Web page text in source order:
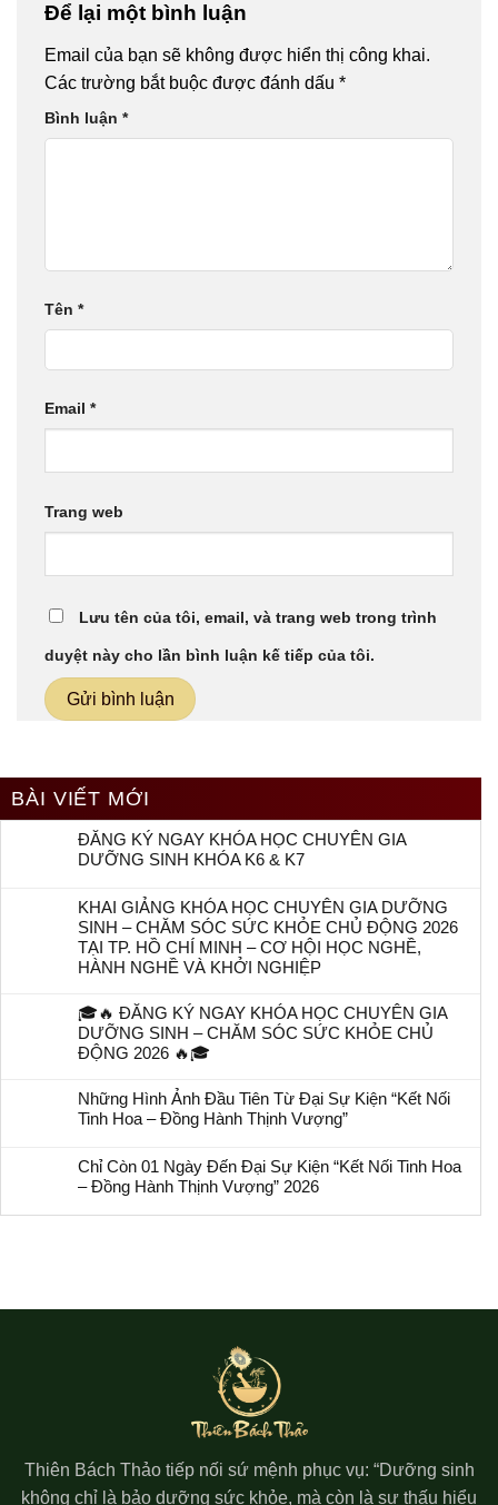
Để lại một bình luận
Email của bạn sẽ không được hiển thị công khai.
Các trường bắt buộc được đánh dấu *
Bình luận *
Tên *
Email *
Trang web
Lưu tên của tôi, email, và trang web trong trình
duyệt này cho lần bình luận kế tiếp của tôi.
BÀI VIẾT MỚI
ĐĂNG KÝ NGAY KHÓA HỌC CHUYÊN GIA
DƯỠNG SINH KHÓA K6 & K7
KHAI GIẢNG KHÓA HỌC CHUYÊN GIA DƯỠNG
SINH – CHĂM SÓC SỨC KHỎE CHỦ ĐỘNG 2026
TẠI TP. HỒ CHÍ MINH – CƠ HỘI HỌC NGHỀ,
HÀNH NGHỀ VÀ KHỞI NGHIỆP
🎓🔥 ĐĂNG KÝ NGAY KHÓA HỌC CHUYÊN GIA
DƯỠNG SINH – CHĂM SÓC SỨC KHỎE CHỦ
ĐỘNG 2026 🔥🎓
Những Hình Ảnh Đầu Tiên Từ Đại Sự Kiện “Kết Nối
Tinh Hoa – Đồng Hành Thịnh Vượng”
Chỉ Còn 01 Ngày Đến Đại Sự Kiện “Kết Nối Tinh Hoa
– Đồng Hành Thịnh Vượng” 2026
Thiên Bách Thảo tiếp nối sứ mệnh phục vụ: “Dưỡng sinh
không chỉ là bảo dưỡng sức khỏe, mà còn là sự thấu hiểu